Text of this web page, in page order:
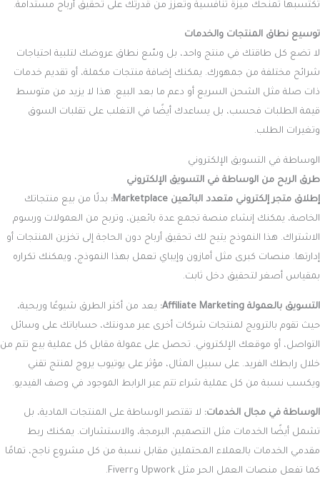
تكتسبها تمنحك ميزة تنافسية وتعزز من قدرتك على تحقيق أرباح مستدامة.
توسيع نطاق المنتجات والخدمات
لا تضع كل طاقتك في منتج واحد، بل وسّع نطاق عروضك لتلبية احتياجات
شرائح مختلفة من جمهورك. يمكنك إضافة منتجات مكملة، أو تقديم خدمات
ذات صلة مثل الشحن السريع أو دعم ما بعد البيع. هذا لا يزيد من متوسط
قيمة الطلبات فحسب، بل يساعدك أيضًا في التغلب على تقلبات السوق
وتغيرات الطلب.
الوساطة في التسويق الإلكتروني
طرق الربح من الوساطة في التسويق الإلكتروني
إطلاق متجر إلكتروني متعدد البائعين Marketplace:
بدلًا من بيع منتجاتك
الخاصة، يمكنك إنشاء منصة تجمع عدة بائعين، وتربح من العمولات ورسوم
الاشتراك. هذا النموذج يتيح لك تحقيق أرباح دون الحاجة إلى تخزين المنتجات أو
إدارتها. منصات كبرى مثل أمازون وإيباي تعمل بهذا النموذج، ويمكنك تكراره
بمقياس أصغر لتحقيق دخل ثابت.
التسويق بالعمولة Affiliate Marketing:
يعد من أكثر الطرق شيوعًا وربحية،
حيث تقوم بالترويج لمنتجات شركات أخرى عبر مدونتك، حساباتك على وسائل
التواصل، أو موقعك الإلكتروني. تحصل على عمولة مقابل كل عملية بيع تتم من
خلال رابطك الفريد. على سبيل المثال، مؤثر على يوتيوب يروج لمنتج تقني
ويكسب نسبة من كل عملية شراء تتم عبر الرابط الموجود في وصف الفيديو.
الوساطة في مجال الخدمات: لا تقتصر الوساطة على المنتجات المادية، بل
تشمل أيضًا الخدمات مثل التصميم، البرمجة، والاستشارات. يمكنك ربط
مقدمي الخدمات بالعملاء المحتملين مقابل نسبة من كل مشروع ناجح، تمامًا
كما تفعل منصات العمل الحر مثل Upwork وFiverr.